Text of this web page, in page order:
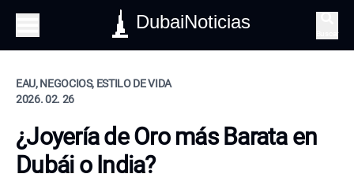
DubaiNoticias
EAU, NEGOCIOS, ESTILO DE VIDA
2026. 02. 26
¿Joyería de Oro más Barata en
Dubái o India?